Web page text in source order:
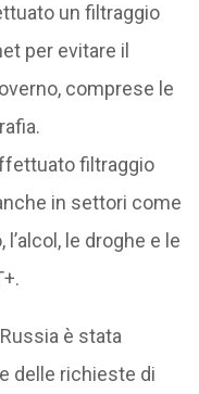
un filtraggio
per evitare il
comprese le
filtraggio
in settori come
l’alcol, le droghe e le
è stata
delle richieste di